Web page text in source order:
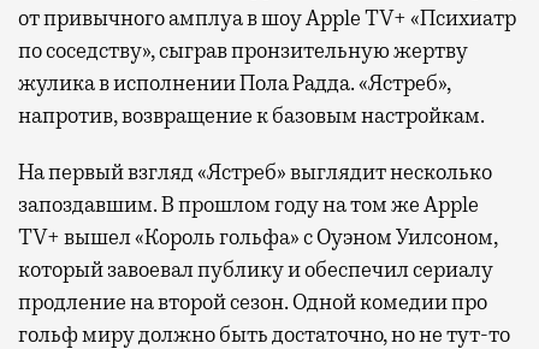
от привычного амплуа в шоу Apple TV+ «Психиатр
по соседству», сыграв пронзительную жертву
жулика в исполнении Пола Радда. «Ястреб»,
напротив, возвращение к базовым настройкам.
На первый взгляд «Ястреб» выглядит несколько
запоздавшим. В прошлом году на том же Apple
TV+ вышел «Король гольфа» с Оуэном Уилсоном,
который завоевал публику и обеспечил сериалу
продление на второй сезон. Одной комедии про
гольф миру должно быть достаточно, но не тут-то